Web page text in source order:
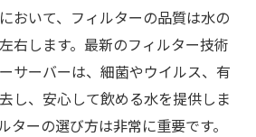
おいて、フィルターの品質は水の
右します。最新のフィルター技術
サーバーは、細菌やウイルス、有
し、安心して飲める水を提供しま
ターの選び方は非常に重要です。